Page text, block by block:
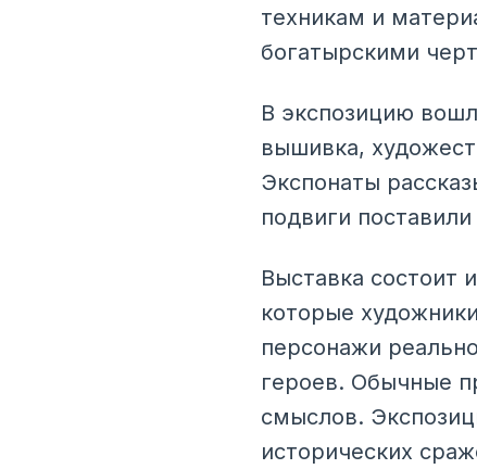
техникам и
богатырскими
В экспозицию
вышивка,
Экспонаты
подвиги
Выставка состоит
которые
персонажи
героев. Обычные
смыслов.
исторических